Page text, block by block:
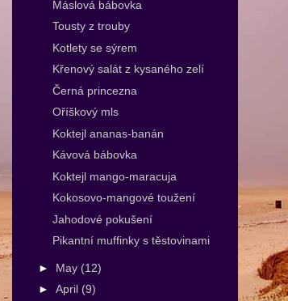
Máslová bábovka
Tousty z trouby
Kotlety se sýrem
Křenový salát z kysaného zelí
Černá princezna
Oříškový mls
Koktejl ananas-banán
Kávová bábovka
Koktejl mango-maracuja
Kokosovo-mangové toužení
Jahodové pokušení
Pikantní muffinky s těstovinami
► May (12)
► April (9)